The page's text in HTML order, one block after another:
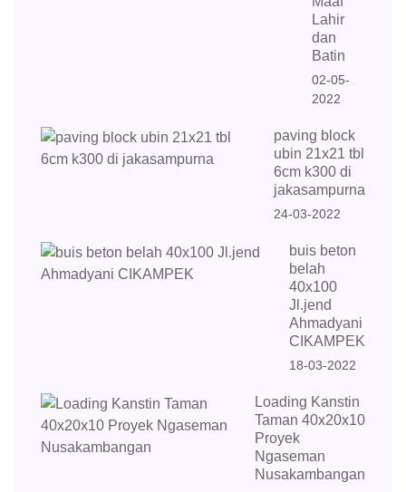
Lahir
dan
Batin
02-05-
2022
paving block
ubin 21x21 tbl
6cm k300 di
jakasampurna
24-03-2022
buis beton
belah
40x100
Jl.jend
Ahmadyani
CIKAMPEK
18-03-2022
Loading Kanstin
Taman 40x20x10
Proyek
Ngaseman
Nusakambangan